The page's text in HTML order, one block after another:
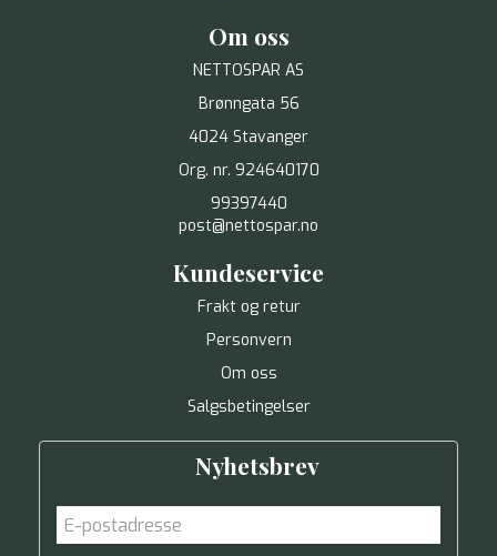
Om oss
NETTOSPAR AS
Brønngata 56
4024 Stavanger
Org. nr. 924640170
99397440
post@nettospar.no
Kundeservice
Frakt og retur
Personvern
Om oss
Salgsbetingelser
Nyhetsbrev